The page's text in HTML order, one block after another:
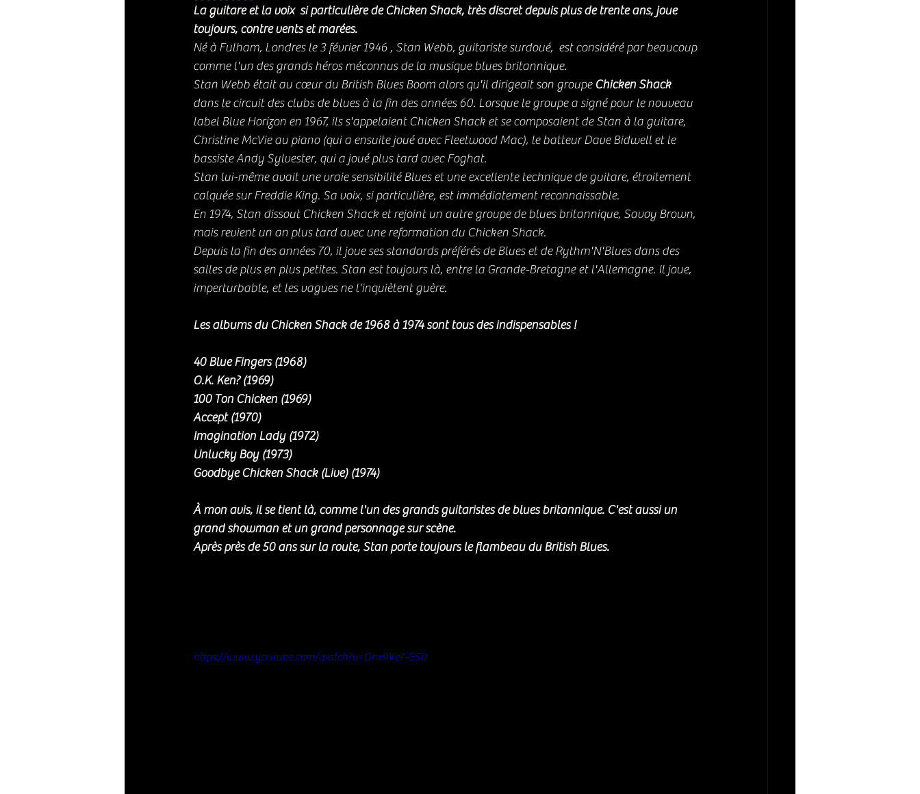
La guitare et la voix  si particulière de Chicken Shack, très discret depuis plus de trente ans, joue
toujours, contre vents et marées.
Né à Fulham, Londres le 3 février 1946 , Stan Webb, guitariste surdoué,  est considéré par beaucoup
comme l'un des grands héros méconnus de la musique blues britannique.
Stan Webb était au cœur du British Blues Boom alors qu'il dirigeait son groupe Chicken Shack
dans le circuit des clubs de blues à la fin des années 60. Lorsque le groupe a signé pour le nouveau
label Blue Horizon en 1967, ils s'appelaient Chicken Shack et se composaient de Stan à la guitare,
Christine McVie au piano (qui a ensuite joué avec Fleetwood Mac), le batteur Dave Bidwell et le
bassiste Andy Sylvester, qui a joué plus tard avec Foghat.
Stan lui-même avait une vraie sensibilité Blues et une excellente technique de guitare, étroitement
calquée sur Freddie King. Sa voix, si particulière, est immédiatement reconnaissable.
En 1974, Stan dissout Chicken Shack et rejoint un autre groupe de blues britannique, Savoy Brown,
mais revient un an plus tard avec une reformation du Chicken Shack.
Depuis la fin des années 70, il joue ses standards préférés de Blues et de Rythm'N'Blues dans des
salles de plus en plus petites. Stan est toujours là, entre la Grande-Bretagne et l'Allemagne. Il joue,
imperturbable, et les vagues ne l'inquiètent guère.
Les albums du Chicken Shack de 1968 à 1974 sont tous des indispensables !
40 Blue Fingers (1968)
O.K. Ken? (1969)
100 Ton Chicken (1969)
Accept (1970)
Imagination Lady (1972)
Unlucky Boy (1973)
Goodbye Chicken Shack (Live) (1974)
À mon avis, il se tient là, comme l'un des grands guitaristes de blues britannique. C'est aussi un
grand showman et un grand personnage sur scène.
Après près de 50 ans sur la route, Stan porte toujours le flambeau du British Blues.
https://www.youtube.com/watch?v=Ohx9Ve7-GS0